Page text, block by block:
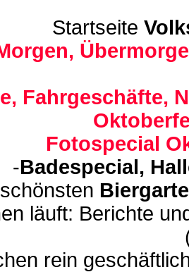
Startseite
Fahrgeschäfte,
Fotospecial
-Badespecial,
läuft: Berichte
rein